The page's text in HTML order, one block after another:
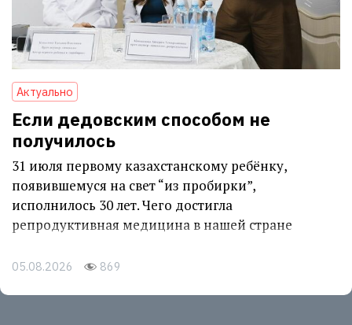
Актуально
Если дедовским способом не
получилось
31 июля первому казахстанскому ребёнку,
появившемуся на свет “из пробирки”,
исполнилось 30 лет. Чего достигла
репродуктивная медицина в нашей стране
05.08.2026 869